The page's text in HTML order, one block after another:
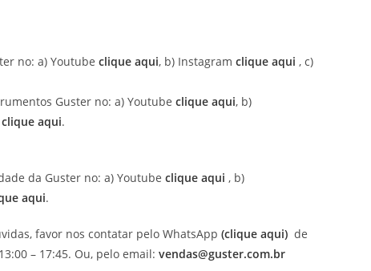
no: a) Youtube clique aqui, b) Instagram clique aqui , c)
Guster no: a) Youtube clique aqui, b)
clique aqui.
da Guster no: a) Youtube clique aqui , b)
aqui.
favor nos contatar pelo WhatsApp (clique aqui) de
– 17:45. Ou, pelo email: vendas@guster.com.br